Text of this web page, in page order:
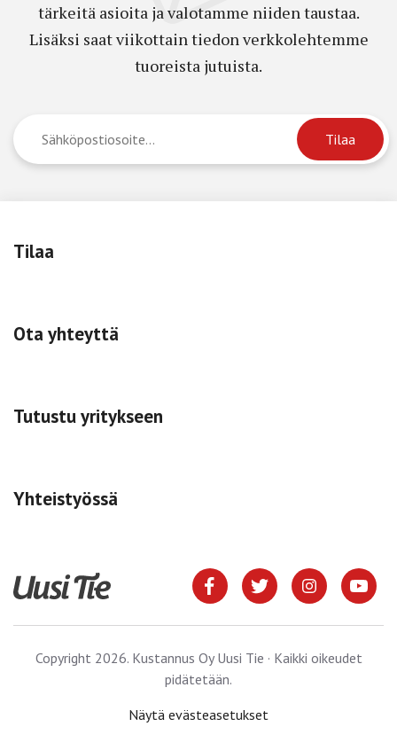
tärkeitä asioita ja valotamme niiden taustaa.
Lisäksi saat viikottain tiedon verkkolehtemme
tuoreista jutuista.
Tilaa
Ota yhteyttä
Tutustu yritykseen
Yhteistyössä
Copyright 2026. Kustannus Oy Uusi Tie · Kaikki oikeudet
pidätetään.
Näytä evästeasetukset